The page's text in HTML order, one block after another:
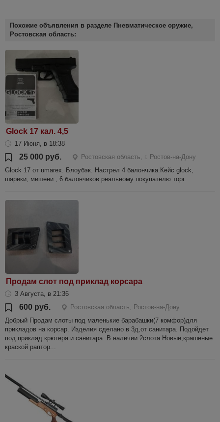
Похожие объявления в разделе Пневматическое оружие,
Ростовская область:
Glock 17 кал. 4,5
17 Июня, в 18:38
25 000 руб.
Ростовская область, г. Ростов-на-Дону
Glock 17 от umarex. Блоубэк. Настрел 4 балончика.Кейс glock,
шарики, мишени , 6 балончиков.реальному покупателю торг.
Продам слот под приклад корсара
3 Августа, в 21:36
600 руб.
Ростовская область, Ростов-на-Дону
Добрый Продам слоты под маленькие барабашки(7 комфор)для
прикладов на корсар. Изделия сделано в 3д,от санитара. Подойдет
под приклад крюгера и санитара. В наличии 2слота.Новые,крашеные
краской раптор...